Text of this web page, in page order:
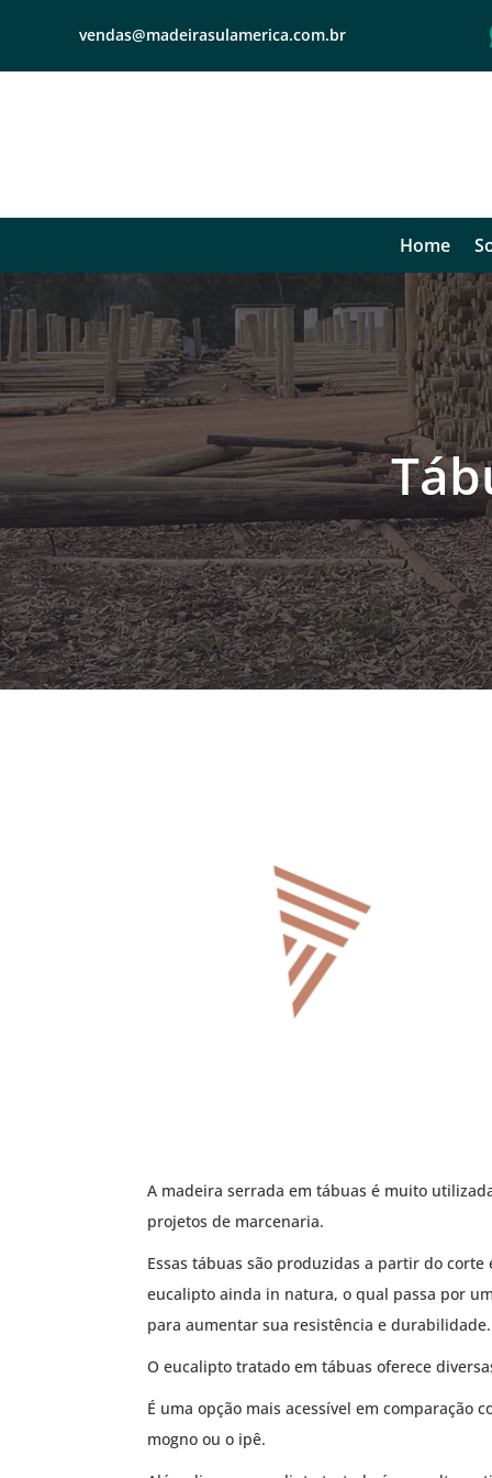
vendas@madeirasulamerica.com.br
Home
A madeira serrada em tábuas é muito
projetos de marcenaria.
Essas tábuas são produzidas a partir do corte
eucalipto ainda in natura, o qual passa por
para aumentar sua resistência e durabilidade.
O eucalipto tratado em tábuas oferece
É uma opção mais acessível em comparação
mogno ou o ipê.